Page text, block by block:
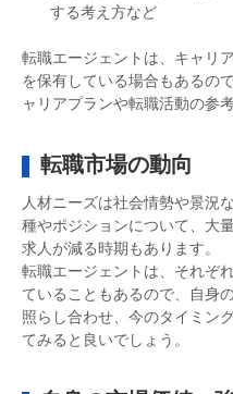
する考え方など
転職エージェントは、キャリ
を保有している場合もあるの
ャリアプランや転職活動の参
転職市場の動向
人材ニーズは社会情勢や景況
種やポジションについて、大
求人が減る時期もあります。
転職エージェントは、それぞ
ていることもあるので、自身
照らし合わせ、今のタイミン
てみると良いでしょう。